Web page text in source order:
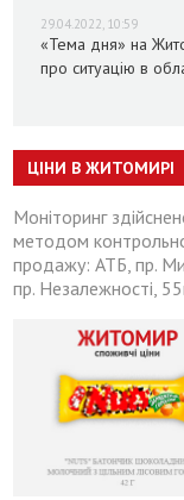
29.04.2022, 10:59
«Тема дня» на
про ситуацію в
ЦІНИ В ЖИТОМИРІ
Моніторинг
методом
продажу: АТБ, пр.
пр. Незалежності,